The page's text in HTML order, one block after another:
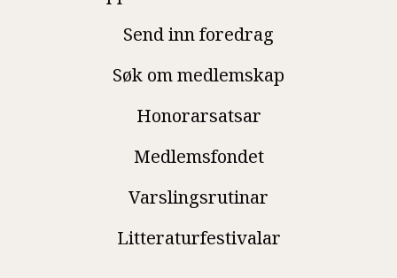
Send inn foredrag
Søk om medlemskap
Honorarsatsar
Medlemsfondet
Varslingsrutinar
Litteraturfestivalar